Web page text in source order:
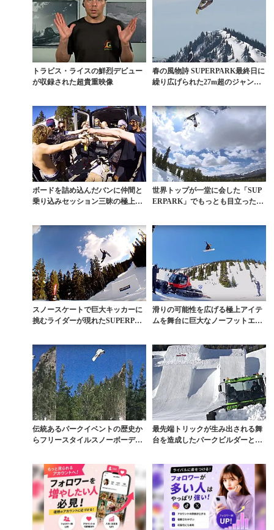
トラビス・ライスの鮮烈デビュー
が収録された超貴重映像
春の風物詩 SUPERPARK最終日に
繰り広げられた27m超のジャンプ
ボードを詰め込んだバンに仲間と
乗り込みセッション三昧の極上ロ
世界トップが一堂に会した「SUP
ERPARK」でもっとも目立ったヤ
スノースケートで巨大キッカーに
挑むライダーが現れたSUPERPAR
滑りの可能性を広げる極上アイテ
ムを舞台に巨大なノーフットエア
伝統あるパークイベントの歴史か
らフリースタイルスノーボーディ
最先端トリックが生み出される舞
台を造成したパークビルダーとい